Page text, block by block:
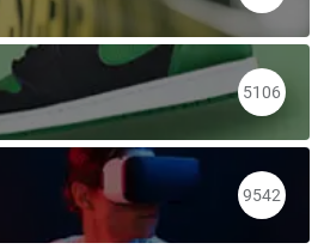
5106
9542